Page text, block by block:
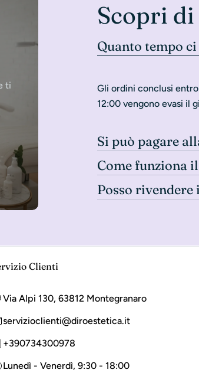
ti
Scopri
Quanto tempo
Gli ordini conclusi
12:00 vengono evasi il
Si può pagare
Come funziona
Posso
Clienti
Via Alpi 130, 63812 Montegranaro
servizioclienti@diroestetica.it
+390734300978
Lunedì - Venerdì, 9:30 - 18:00